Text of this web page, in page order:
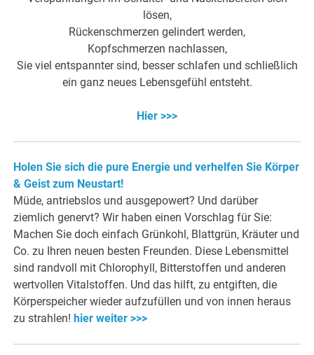
lösen,
Rückenschmerzen gelindert werden,
Kopfschmerzen nachlassen,
Sie viel entspannter sind, besser schlafen und schließlich
ein ganz neues Lebensgefühl entsteht.
Hier >>>
Holen Sie sich die pure Energie und verhelfen Sie Körper
& Geist zum Neustart!
Müde, antriebslos und ausgepowert? Und darüber
ziemlich genervt? Wir haben einen Vorschlag für Sie:
Machen Sie doch einfach Grünkohl, Blattgrün, Kräuter und
Co. zu Ihren neuen besten Freunden. Diese Lebensmittel
sind randvoll mit Chlorophyll, Bitterstoffen und anderen
wertvollen Vitalstoffen. Und das hilft, zu entgiften, die
Körperspeicher wieder aufzufüllen und von innen heraus
zu strahlen! hier weiter >>>